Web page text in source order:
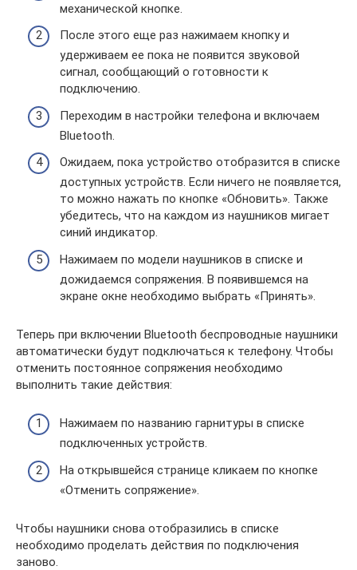
механической кнопке.
После этого еще раз нажимаем кнопку и
удерживаем ее пока не появится звуковой
сигнал, сообщающий о готовности к
подключению.
Переходим в настройки телефона и включаем
Bluetooth.
Ожидаем, пока устройство отобразится в списке
доступных устройств. Если ничего не появляется,
то можно нажать по кнопке «Обновить». Также
убедитесь, что на каждом из наушников мигает
синий индикатор.
Нажимаем по модели наушников в списке и
дожидаемся сопряжения. В появившемся на
экране окне необходимо выбрать «Принять».
Теперь при включении Bluetooth беспроводные наушники
автоматически будут подключаться к телефону. Чтобы
отменить постоянное сопряжения необходимо
выполнить такие действия:
Нажимаем по названию гарнитуры в списке
подключенных устройств.
На открывшейся странице кликаем по кнопке
«Отменить сопряжение».
Чтобы наушники снова отобразились в списке
необходимо проделать действия по подключения
заново.